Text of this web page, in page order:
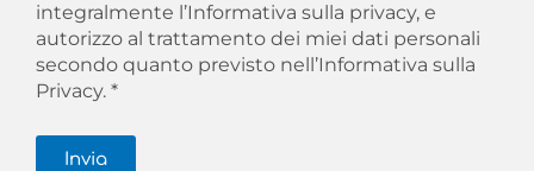
integralmente l’Informativa sulla privacy, e
autorizzo al trattamento dei miei dati personali
secondo quanto previsto nell’Informativa sulla
Privacy. *
Invia